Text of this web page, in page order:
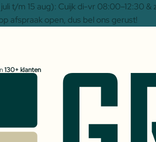
t/m 15 aug): Cuijk di-vr 08:00–12:30
afspraak open, dus bel ons gerust!
130+ klanten